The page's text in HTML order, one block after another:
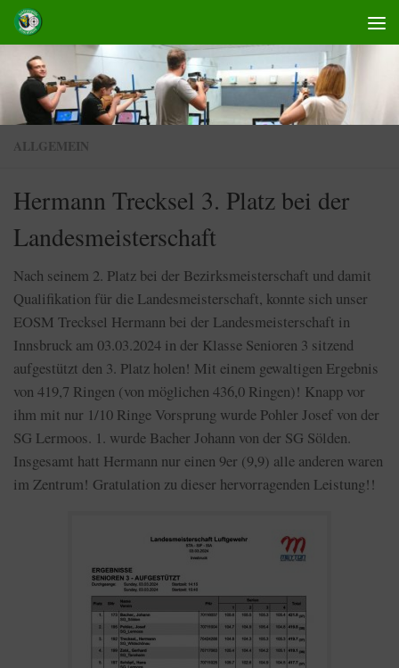
Skip to content
ALLGEMEIN
Hermann Trecksel 3. Platz bei der
Landesmeisterschaft
Nach seinem 2. Platz bei der Bezirksmeisterschaft und damit
Qualifikation für die Landesmeisterschaft, konnte sich unser
EOSM Trecksel Hermann bei der Landesmeisterschaft in
Innsbruck am 03.03.2024 in der Klasse Senioren 3 sitzend
aufgestützt den 3. Platz holen! Mit einem gewaltigen Ergebnis
von 419,7 Ringen (von möglichen 436,0 Ringen)! Knapp vor
ihm mit nur 1/10 Ringe Vorsprung wurde Pohler Josef von der
SG Lermoos. 1. wurde Bacher Johann von der SG Sölden.
Insgesamt hatt Hermann nur einen 9er (9,9) alle anderen waren
im Zentrum! Gratulation zu dieser hervorragenden Leistung!!